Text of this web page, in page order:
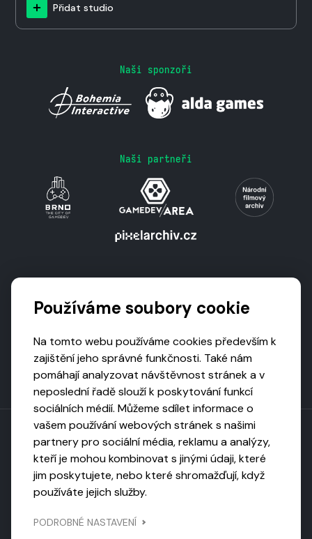
Přidat studio
Naši sponzoři
Naši partneři
Toto dílo podléhá licenci CC BY-NC-ND
Uveďte původ, neužívejte komerčně, nezpracovávejte.
Národní knihovnou ČR
Používáme soubory cookie
Na tomto webu používáme cookies především k
zajištění jeho správné funkčnosti. Také nám
pomáhají analyzovat návštěvnost stránek a v
neposlední řadě slouží k poskytování funkcí
sociálních médií. Můžeme sdílet informace o
vašem používání webových stránek s našimi
partnery pro sociální média, reklamu a analýzy,
kteří je mohou kombinovat s jinými údaji, které
jim poskytujete, nebo které shromažďují, když
používáte jejich služby.
PODROBNÉ NASTAVENÍ